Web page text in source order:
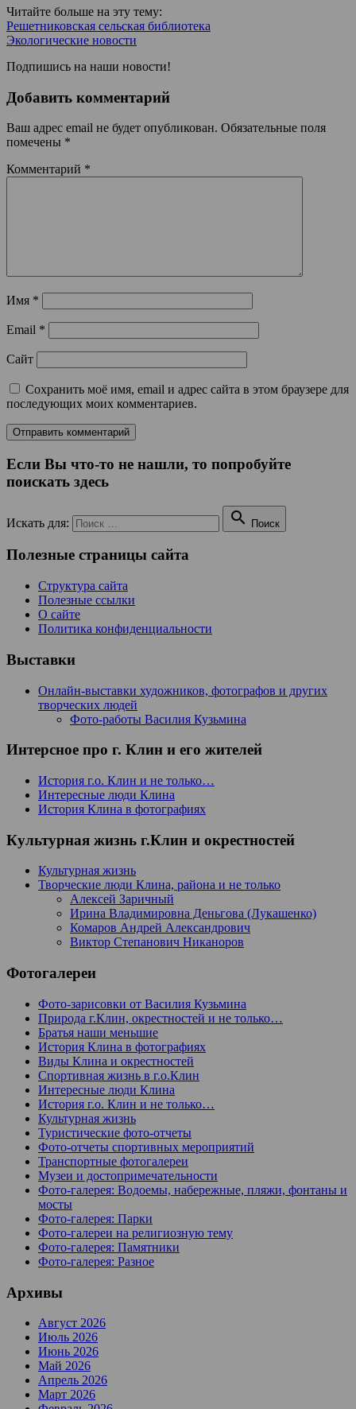
Читайте больше на эту тему:
Решетниковская сельская библиотека
Экологические новости
Подпишись на наши новости!
Добавить комментарий
Ваш адрес email не будет опубликован. Обязательные поля
помечены *
Комментарий *
Имя *
Email *
Сайт
Сохранить моё имя, email и адрес сайта в этом браузере для
последующих моих комментариев.
Если Вы что-то не нашли, то попробуйте
поискать здесь
Искать для:  Поиск
Полезные страницы сайта
Структура сайта
Полезные ссылки
О сайте
Политика конфиденциальности
Выставки
Онлайн-выставки художников, фотографов и других
творческих людей
Фото-работы Василия Кузьмина
Интерсное про г. Клин и его жителей
История г.о. Клин и не только…
Интересные люди Клина
История Клина в фотографиях
Культурная жизнь г.Клин и окрестностей
Культурная жизнь
Творческие люди Клина, района и не только
Алексей Заричный
Ирина Владимировна Деньгова (Лукашенко)
Комаров Андрей Александрович
Виктор Степанович Никаноров
Фотогалереи
Фото-зарисовки от Василия Кузьмина
Природа г.Клин, окрестностей и не только…
Братья наши меньшие
История Клина в фотографиях
Виды Клина и окрестностей
Спортивная жизнь в г.о.Клин
Интересные люди Клина
История г.о. Клин и не только…
Культурная жизнь
Туристические фото-отчеты
Фото-отчеты спортивных мероприятий
Транспортные фотогалереи
Музеи и достопримечательности
Фото-галерея: Водоемы, набережные, пляжи, фонтаны и
мосты
Фото-галерея: Парки
Фото-галереи на религиозную тему
Фото-галерея: Памятники
Фото-галерея: Разное
Архивы
Август 2026
Июль 2026
Июнь 2026
Май 2026
Апрель 2026
Март 2026